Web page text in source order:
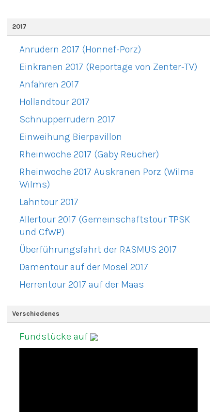
2017
Anrudern 2017 (Honnef-Porz)
Einkranen 2017 (Reportage von Zenter-TV)
Anfahren 2017
Hollandtour 2017
Schnupperrudern 2017
Einweihung Bierpavillon
Rheinwoche 2017 (Gaby Reucher)
Rheinwoche 2017 Auskranen Porz (Wilma
Wilms)
Lahntour 2017
Allertour 2017 (Gemeinschaftstour TPSK
und CfWP)
Überführungsfahrt der RASMUS 2017
Damentour auf der Mosel 2017
Herrentour 2017 auf der Maas
Verschiedenes
Fundstücke auf